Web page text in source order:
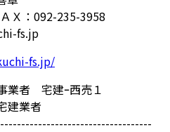
Ｘ：092-235-3958
fs.jp
fs.jp/
業者 宅建ｰ西売１
建業者